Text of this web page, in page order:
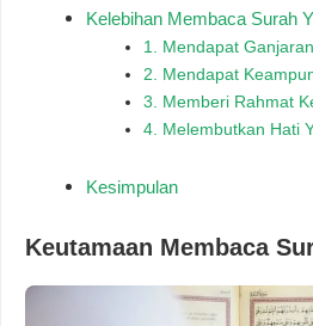
Kelebihan Membaca Surah
1. Mendapat
2. Mendapat
3. Memberi Rahmat
4. Melembutkan Hati
Kesimpulan
Keutamaan Membaca